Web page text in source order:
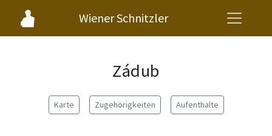
Wiener Schnitzler
Zádub
Karte Zugehörigkeiten Aufenthalte